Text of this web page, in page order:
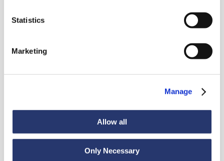
Statistics
Marketing
Manage
Allow all
Only Necessary
6 lipca 2026 Aktualności
98 ton stali z Włoch do Indii